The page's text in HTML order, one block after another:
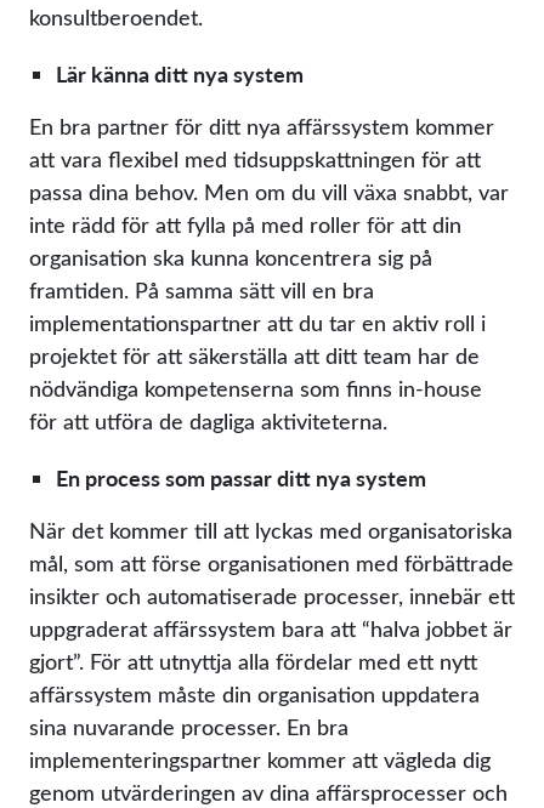
konsultberoendet.
Lär känna ditt nya system
En bra partner för ditt nya affärssystem kommer
att vara flexibel med tidsuppskattningen för att
passa dina behov. Men om du vill växa snabbt, var
inte rädd för att fylla på med roller för att din
organisation ska kunna koncentrera sig på
framtiden. På samma sätt vill en bra
implementationspartner att du tar en aktiv roll i
projektet för att säkerställa att ditt team har de
nödvändiga kompetenserna som finns in-house
för att utföra de dagliga aktiviteterna.
En process som passar ditt nya system
När det kommer till att lyckas med organisatoriska
mål, som att förse organisationen med förbättrade
insikter och automatiserade processer, innebär ett
uppgraderat affärssystem bara att “halva jobbet är
gjort”. För att utnyttja alla fördelar med ett nytt
affärssystem måste din organisation uppdatera
sina nuvarande processer. En bra
implementeringspartner kommer att vägleda dig
genom utvärderingen av dina affärsprocesser och